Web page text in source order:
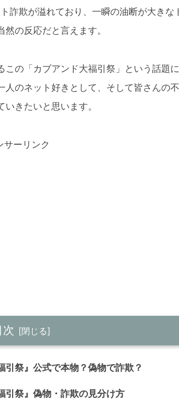
詐欺が溢れており、一瞬の油断が大きな
の反応だと言えます。
の「カブアンド大福引祭」という話題
のネット好きとして、そして皆さんの
きたいと思います。
サーリンク
次
祭』公式で本物？偽物で詐欺？
引祭』偽物・詐欺の見分け方